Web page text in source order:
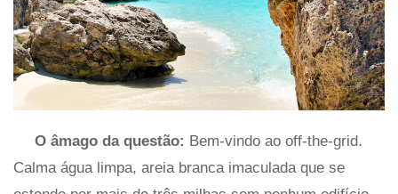
O âmago da questão: Bem-vindo ao off-the-grid.
Calma água limpa, areia branca imaculada que se